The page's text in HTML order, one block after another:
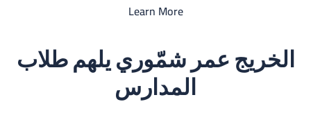
Learn More
الخريج عمر شمّوري يلهم طلاب
المدارس